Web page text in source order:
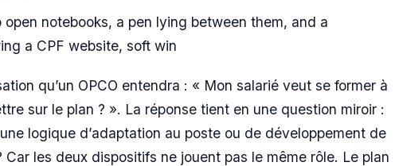
notebooks, a pen lying between them, and a
a CPF website, soft win
qu’un OPCO entendra : « Mon salarié veut se former à
sur le plan ? ». La réponse tient en une question miroir :
logique d’adaptation au poste ou de développement de
les deux dispositifs ne jouent pas le même rôle. Le plan